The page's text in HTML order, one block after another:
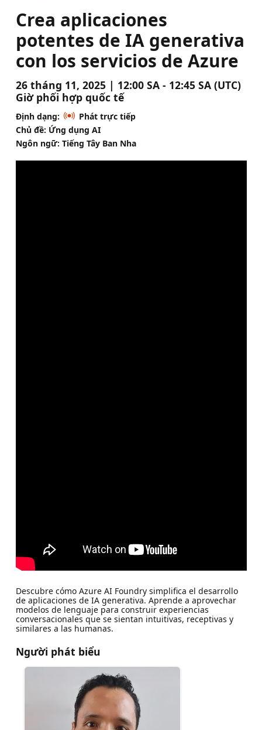
Crea aplicaciones
potentes de IA generativa
con los servicios de Azure
26 tháng 11, 2025 | 12:00 SA - 12:45 SA (UTC)
Giờ phối hợp quốc tế
Định dạng:
Phát trực tiếp
Chủ đề: Ứng dụng AI
Ngôn ngữ: Tiếng Tây Ban Nha
Descubre cómo Azure AI Foundry simplifica el desarrollo
de aplicaciones de IA generativa. Aprende a aprovechar
modelos de lenguaje para construir experiencias
conversacionales que se sientan intuitivas, receptivas y
similares a las humanas.
Người phát biểu